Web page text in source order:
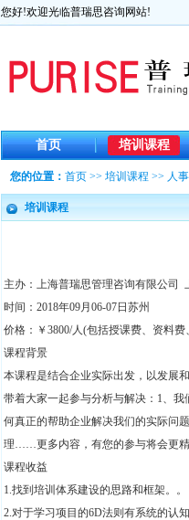
您好!欢迎光临普瑞思咨询网站!
首页 培训课程
您的位置： 首页 >> 培训课程 >> 人
培训课程
主办：上海普瑞思管理咨询有限公司
时间：2018年09月06-07日苏州
价格：￥3800/人(包括授课费、资料
课程背景
本课程是结合企业实际出发，以发展
带着大家一起参与分析与解决：1、
何真正的帮助企业解决我们的实际问
理……更多内容，有您的参与将会更精
课程收益
1.找到培训体系建设的思路和框架。。
2.对于学习项目的6D法则有系统的认知